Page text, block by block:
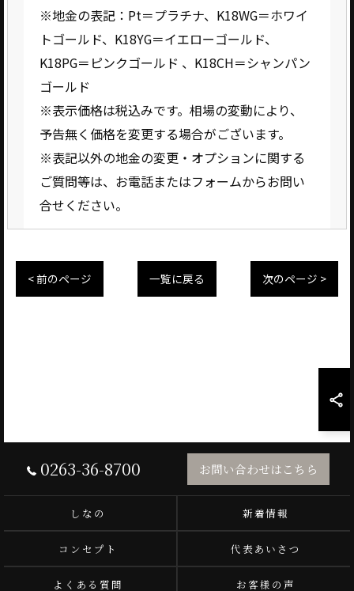
※地金の表記：Pt＝プラチナ、K18WG＝ホワイ
トゴールド、K18YG＝イエローゴールド、
K18PG＝ピンクゴールド 、K18CH＝シャンパン
ゴールド
※表示価格は税込みです。相場の変動により、
予告無く価格を変更する場合がございます。
※表記以外の地金の変更・オプションに関する
ご質問等は、お電話またはフォームからお問い
合せください。
< 前のページ 一覧に戻る 次のページ >
0263-36-8700 お問い合わせはこちら
しなの 新着情報
コンセプト 代表あいさつ
よくある質問 お客様の声